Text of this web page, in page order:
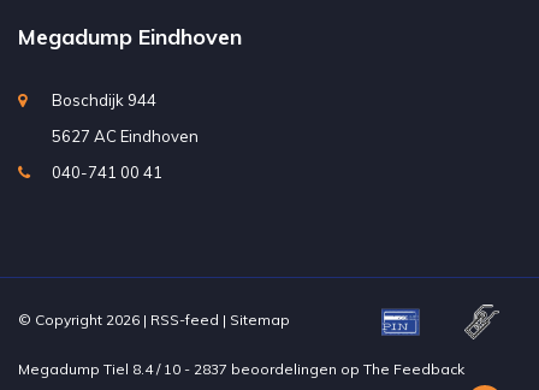
Megadump Eindhoven
Boschdijk 944
5627 AC Eindhoven
040-741 00 41
© Copyright 2026 | RSS-feed | Sitemap
Megadump Tiel 8.4/ 10 - 2837 beoordelingen op The Feedback